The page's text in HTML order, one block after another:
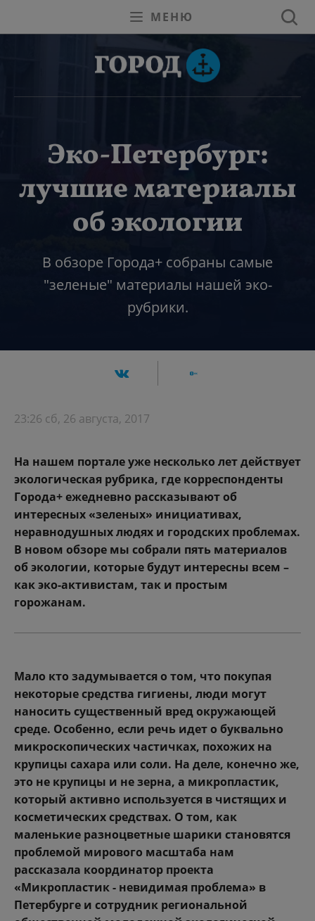
МЕНЮ
Эко-Петербург:
лучшие материалы
об экологии
В обзоре Города+ собраны самые
"зеленые" материалы нашей эко-
рубрики.
23:26 сб, 26 августа, 2017
На нашем портале уже несколько лет действует
экологическая рубрика, где корреспонденты
Города+ ежедневно рассказывают об
интересных «зеленых» инициативах,
неравнодушных людях и городских проблемах.
В новом обзоре мы собрали пять материалов
об экологии, которые будут интересны всем –
как эко-активистам, так и простым
горожанам.
Мало кто задумывается о том, что покупая
некоторые средства гигиены, люди могут
наносить существенный вред окружающей
среде. Особенно, если речь идет о буквально
микроскопических частичках, похожих на
крупицы сахара или соли. На деле, конечно же,
это не крупицы и не зерна, а микропластик,
который активно используется в чистящих и
косметических средствах. О том, как
маленькие разноцветные шарики становятся
проблемой мирового масштаба нам
рассказала координатор проекта
«Микропластик - невидимая проблема» в
Петербурге и сотрудник региональной